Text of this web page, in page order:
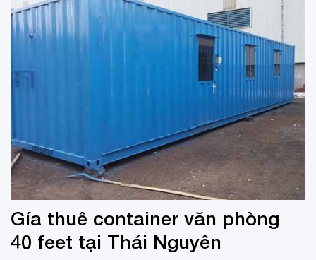
Gía thuê container văn phòng
40 feet tại Thái Nguyên